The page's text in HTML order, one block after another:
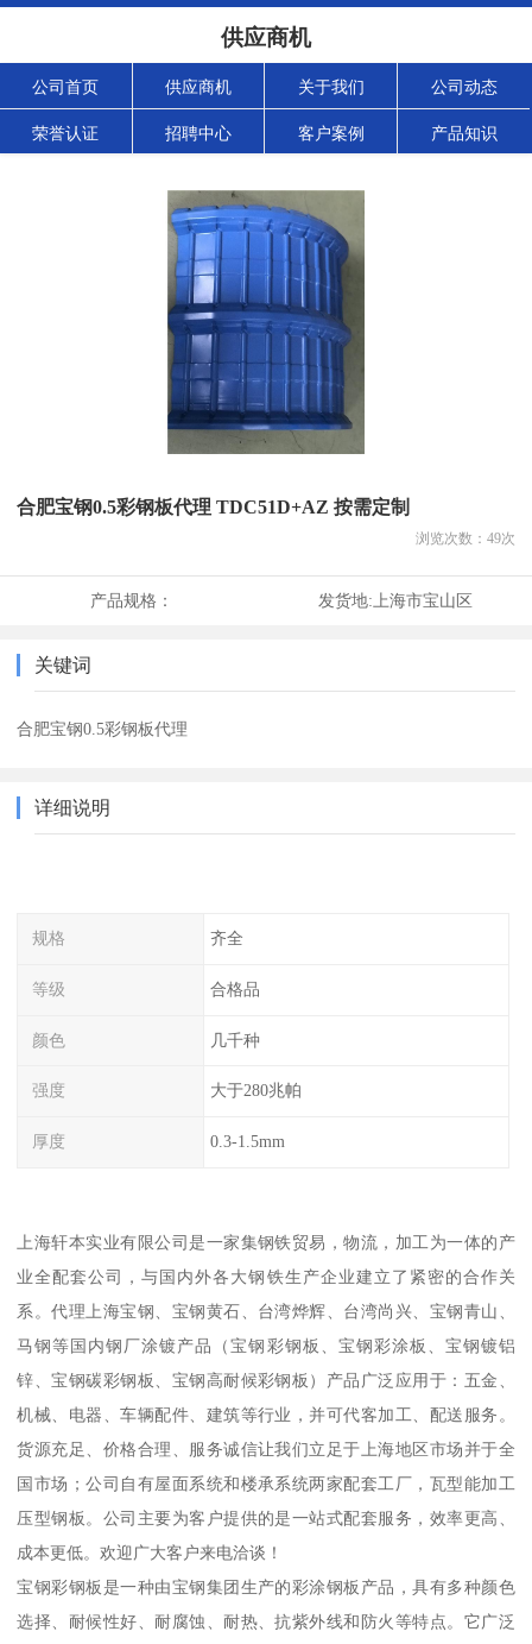
供应商机
公司首页 供应商机 关于我们 公司动态
荣誉认证 招聘中心 客户案例 产品知识
合肥宝钢0.5彩钢板代理 TDC51D+AZ 按需定制
浏览次数： 49次
产品规格： 发货地: 上海市宝山区
关键词
合肥宝钢0.5彩钢板代理
详细说明
规格 齐全
等级 合格品
颜色 几千种
强度 大于280兆帕
厚度 0.3-1.5mm
上海轩本实业有限公司是一家集钢铁贸易，物流，加工为一体的产
业全配套公司，与国内外各大钢铁生产企业建立了紧密的合作关
系。代理上海宝钢、宝钢黄石、台湾烨辉、台湾尚兴、宝钢青山、
马钢等国内钢厂涂镀产品（宝钢彩钢板、宝钢彩涂板、宝钢镀铝
锌、宝钢碳彩钢板、宝钢高耐候彩钢板）产品广泛应用于：五金、
机械、电器、车辆配件、建筑等行业，并可代客加工、配送服务。
货源充足、价格合理、服务诚信让我们立足于上海地区市场并于全
国市场；公司自有屋面系统和楼承系统两家配套工厂，瓦型能加工
压型钢板。公司主要为客户提供的是一站式配套服务，效率更高、
成本更低。欢迎广大客户来电洽谈！
宝钢彩钢板是一种由宝钢集团生产的彩涂钢板产品，具有多种颜色
选择、耐候性好、耐腐蚀、耐热、抗紫外线和防火等特点。它广泛